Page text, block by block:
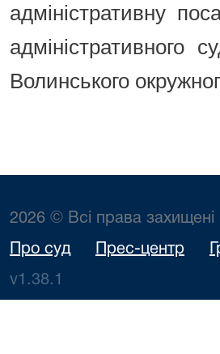
адміністративну
адміністративного
Волинського
2026 © Всі права захищені
Про суд Прес-центр
v1.38.1